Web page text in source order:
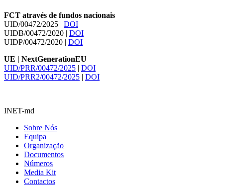
FCT através de fundos nacionais
UID/00472/2025 | DOI
UIDB/00472/2020 | DOI
UIDP/00472/2020 | DOI
UE | NextGenerationEU
UID/PRR/00472/2025 | DOI
UID/PRR2/00472/2025 | DOI
INET-md
Sobre Nós
Equipa
Organização
Documentos
Números
Media Kit
Contactos